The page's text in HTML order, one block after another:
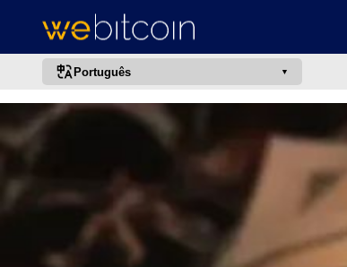
Português
português (BR)
français
deutsch